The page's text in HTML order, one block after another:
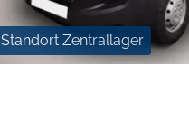
Standort Zentrallager